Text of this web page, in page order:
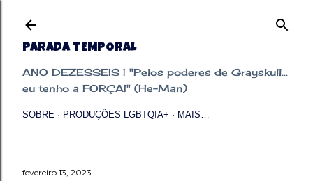
PARADA TEMPORAL
ANO DEZESSEIS | "Pelos poderes de Grayskull...
eu tenho a FORÇA!" (He-Man)
SOBRE PRODUÇÕES LGBTQIA+ MAIS…
fevereiro 13, 2023